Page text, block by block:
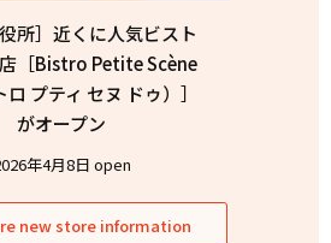
役所］近くに人気ビスト
［Bistro Petite Scène
プティ セヌ ドゥ）］
がオープン
年4月8日 open
new store information